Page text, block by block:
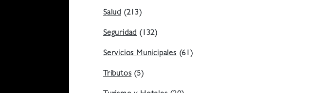
Salud (213)
Seguridad(132)
Servicios Municipales(61)
Tributos(5)